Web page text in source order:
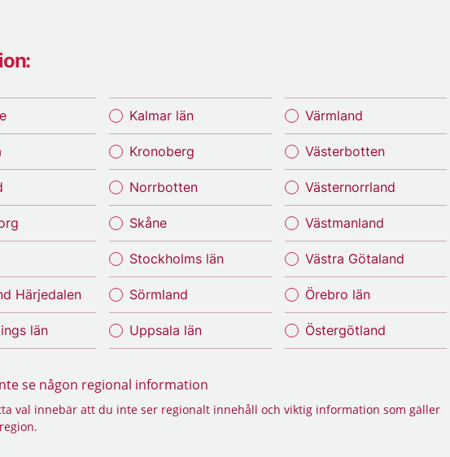
Härjedalen
län
Kalmar län
Kronoberg
Norrbotten
Skåne
Stockholms län
Sörmland
Uppsala län
Värmland
Västerbotten
Västernorrland
Västmanland
Västra Götaland
Örebro län
Östergötland
se någon regional information
val innebär att du inte ser regionalt innehåll och viktig information som gäller